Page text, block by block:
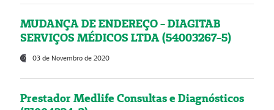
MUDANÇA DE ENDEREÇO - DIAGITAB
SERVIÇOS MÉDICOS LTDA (54003267-5)
03 de Novembro de 2020
Prestador Medlife Consultas e Diagnósticos